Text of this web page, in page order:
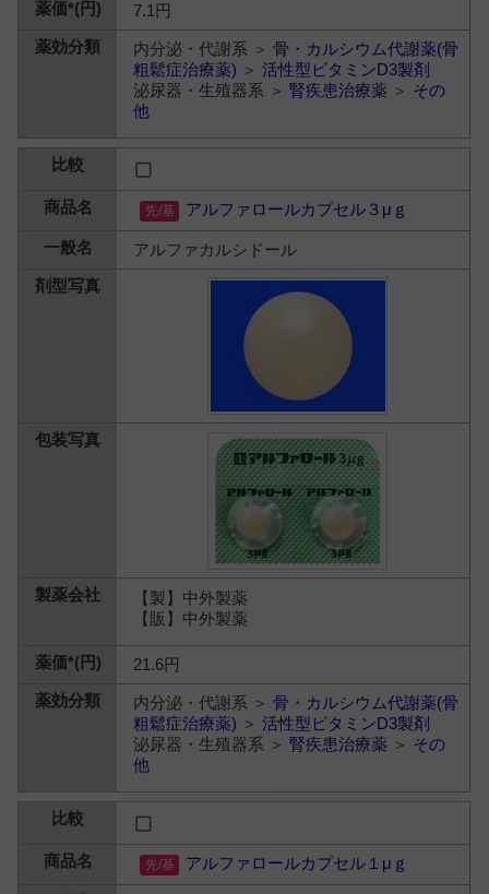
7.1円
内分泌・代謝系 ＞骨・カルシウム代謝薬(骨
粗鬆症治療薬) ＞活性型ビタミンD3製剤
泌尿器・生殖器系 ＞腎疾患治療薬 ＞ その
他
アルファロールカプセル３μｇ
アルファカルシドール
【製】中外製薬
【販】中外製薬
21.6円
内分泌・代謝系 ＞骨・カルシウム代謝薬(骨
粗鬆症治療薬) ＞活性型ビタミンD3製剤
泌尿器・生殖器系 ＞腎疾患治療薬 ＞ その
他
アルファロールカプセル１μｇ